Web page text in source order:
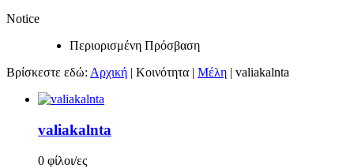
Notice
Περιορισμένη Πρόσβαση
Βρίσκεστε εδώ: Αρχική | Κοινότητα | Μέλη | valiakalnta
valiakalnta
0 φίλοι/ες